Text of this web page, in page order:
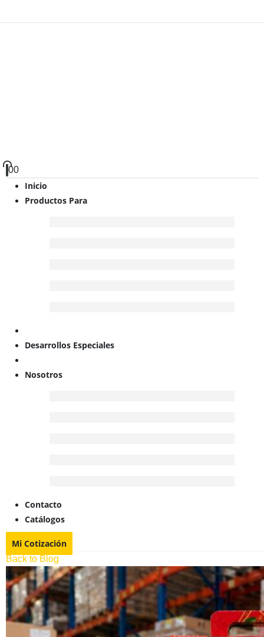
00
Inicio
Productos Para
Desarrollos Especiales
Nosotros
Contacto
Catálogos
Mi Cotización
Back to Blog